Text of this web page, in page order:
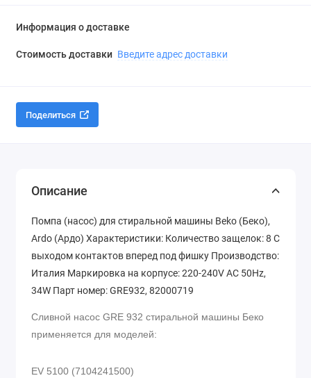
Информация о доставке
Стоимость доставки Введите адрес доставки
Поделиться
Описание
Помпа (насос) для стиральной машины Beko (Беко),
Ardo (Ардо) Характеристики: Количество защелок: 8 С
выходом контактов вперед под фишку Производство:
Италия Маркировка на корпусе: 220-240V AC 50Hz,
34W Парт номер: GRE932, 82000719
Сливной насос GRE 932 стиральной машины Беко
применяется для моделей:
EV 5100 (7104241500)